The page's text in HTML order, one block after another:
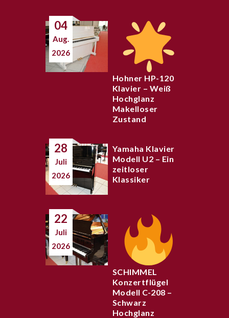
04
Aug.
2026
Hohner HP-120
Klavier – Weiß
Hochglanz
Makelloser
Zustand
28
Juli
2026
Yamaha Klavier
Modell U2 – Ein
zeitloser
Klassiker
22
Juli
2026
SCHIMMEL
Konzertflügel
Modell C-208 –
Schwarz
Hochglanz